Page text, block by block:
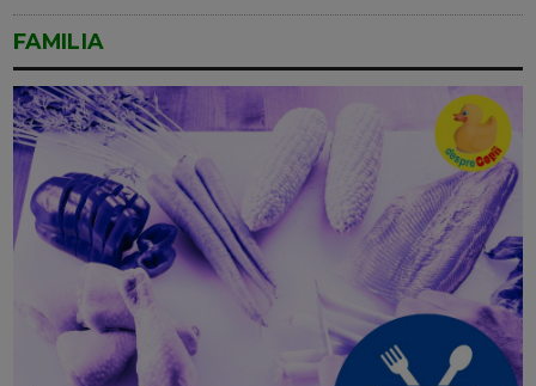
FAMILIA